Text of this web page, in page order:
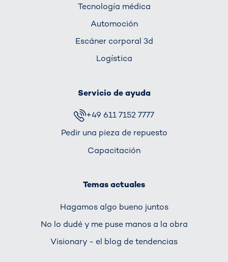
Tecnología médica
Automoción
Escáner corporal 3d
Logística
Servicio de ayuda
+49 611 7152 7777
Pedir una pieza de repuesto
Capacitación
Temas actuales
Hagamos algo bueno juntos
No lo dudé y me puse manos a la obra
Visionary - el blog de tendencias